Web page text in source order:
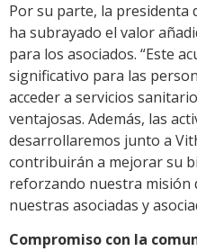
Por su parte, la presidenta
ha subrayado el valor
para los asociados. “Este
significativo para las
acceder a servicios
ventajosas. Además, las
desarrollaremos junto a
contribuirán a mejorar su
reforzando nuestra misión
nuestras asociadas y
Compromiso con la